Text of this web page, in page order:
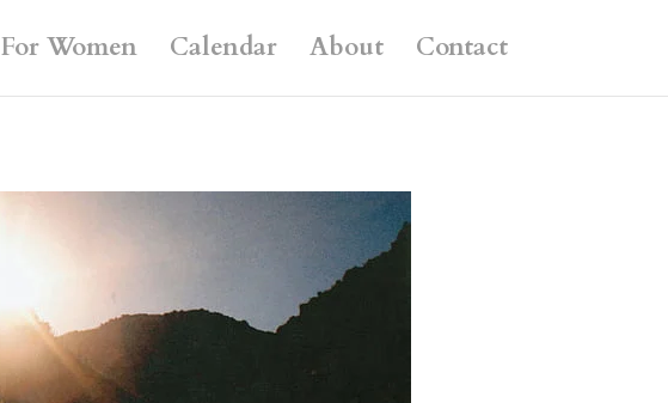
For Women Calendar About Contact